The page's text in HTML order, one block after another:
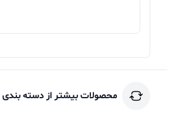
محصولات بیشتر از دسته بندی